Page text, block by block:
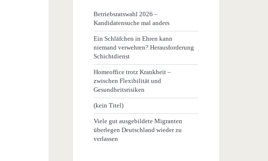
Betriebsratswahl 2026 –
Kandidatensuche mal anders
Ein Schläfchen in Ehren kann
niemand verwehren? Herausforderung
Schichtdienst
Homeoffice trotz Krankheit –
zwischen Flexibilität und
Gesundheitsrisiken
(kein Titel)
Viele gut ausgebildete Migranten
überlegen Deutschland wieder zu
verlassen